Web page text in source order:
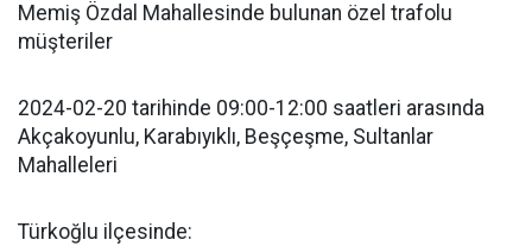
Memiş Özdal Mahallesinde bulunan özel trafolu
müşteriler
2024-02-20 tarihinde 09:00-12:00 saatleri arasında
Akçakoyunlu, Karabıyıklı, Beşçeşme, Sultanlar
Mahalleleri
Türkoğlu ilçesinde: